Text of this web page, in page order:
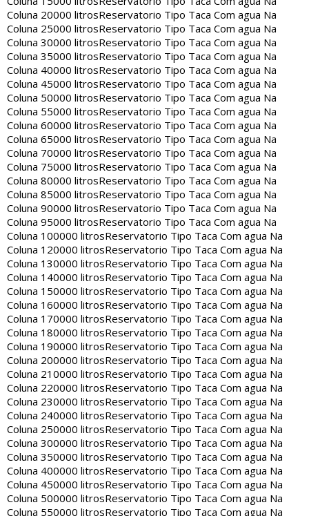
Coluna 20000 litrosReservatorio Tipo Taca Com agua Na
Coluna 25000 litrosReservatorio Tipo Taca Com agua Na
Coluna 30000 litrosReservatorio Tipo Taca Com agua Na
Coluna 35000 litrosReservatorio Tipo Taca Com agua Na
Coluna 40000 litrosReservatorio Tipo Taca Com agua Na
Coluna 45000 litrosReservatorio Tipo Taca Com agua Na
Coluna 50000 litrosReservatorio Tipo Taca Com agua Na
Coluna 55000 litrosReservatorio Tipo Taca Com agua Na
Coluna 60000 litrosReservatorio Tipo Taca Com agua Na
Coluna 65000 litrosReservatorio Tipo Taca Com agua Na
Coluna 70000 litrosReservatorio Tipo Taca Com agua Na
Coluna 75000 litrosReservatorio Tipo Taca Com agua Na
Coluna 80000 litrosReservatorio Tipo Taca Com agua Na
Coluna 85000 litrosReservatorio Tipo Taca Com agua Na
Coluna 90000 litrosReservatorio Tipo Taca Com agua Na
Coluna 95000 litrosReservatorio Tipo Taca Com agua Na
Coluna 100000 litrosReservatorio Tipo Taca Com agua Na
Coluna 120000 litrosReservatorio Tipo Taca Com agua Na
Coluna 130000 litrosReservatorio Tipo Taca Com agua Na
Coluna 140000 litrosReservatorio Tipo Taca Com agua Na
Coluna 150000 litrosReservatorio Tipo Taca Com agua Na
Coluna 160000 litrosReservatorio Tipo Taca Com agua Na
Coluna 170000 litrosReservatorio Tipo Taca Com agua Na
Coluna 180000 litrosReservatorio Tipo Taca Com agua Na
Coluna 190000 litrosReservatorio Tipo Taca Com agua Na
Coluna 200000 litrosReservatorio Tipo Taca Com agua Na
Coluna 210000 litrosReservatorio Tipo Taca Com agua Na
Coluna 220000 litrosReservatorio Tipo Taca Com agua Na
Coluna 230000 litrosReservatorio Tipo Taca Com agua Na
Coluna 240000 litrosReservatorio Tipo Taca Com agua Na
Coluna 250000 litrosReservatorio Tipo Taca Com agua Na
Coluna 300000 litrosReservatorio Tipo Taca Com agua Na
Coluna 350000 litrosReservatorio Tipo Taca Com agua Na
Coluna 400000 litrosReservatorio Tipo Taca Com agua Na
Coluna 450000 litrosReservatorio Tipo Taca Com agua Na
Coluna 500000 litrosReservatorio Tipo Taca Com agua Na
Coluna 550000 litrosReservatorio Tipo Taca Com agua Na